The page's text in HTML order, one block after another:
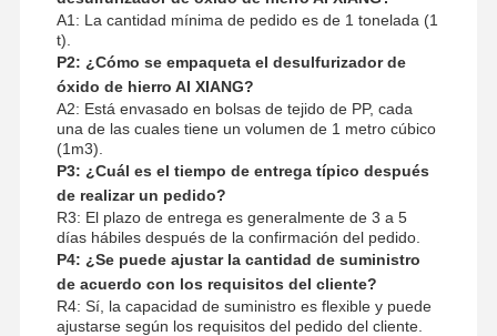
A1: La cantidad mínima de pedido es de 1 tonelada (1
t).
P2: ¿Cómo se empaqueta el desulfurizador de
óxido de hierro AI XIANG?
A2: Está envasado en bolsas de tejido de PP, cada
una de las cuales tiene un volumen de 1 metro cúbico
(1m3).
P3: ¿Cuál es el tiempo de entrega típico después
de realizar un pedido?
R3: El plazo de entrega es generalmente de 3 a 5
días hábiles después de la confirmación del pedido.
P4: ¿Se puede ajustar la cantidad de suministro
de acuerdo con los requisitos del cliente?
R4: Sí, la capacidad de suministro es flexible y puede
ajustarse según los requisitos del pedido del cliente.